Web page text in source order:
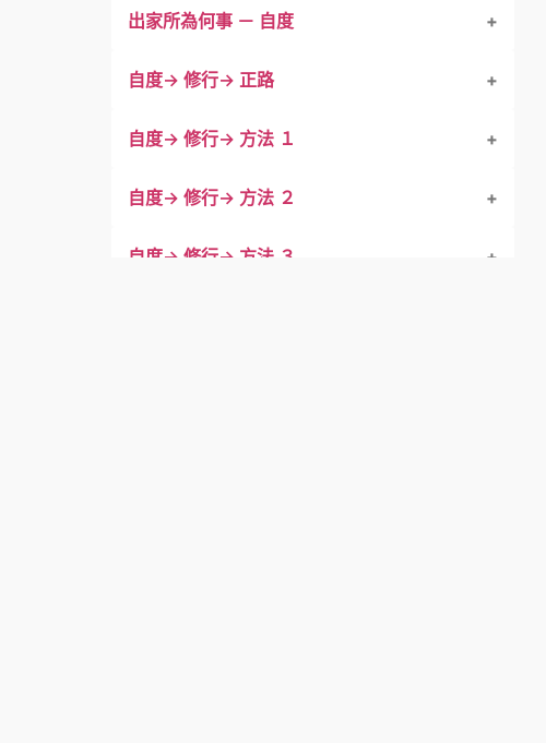
出家所為何事 － 自度
自度→ 修行→ 正路
自度→ 修行→ 方法 １
自度→ 修行→ 方法 ２
自度→ 修行→ 方法 ３